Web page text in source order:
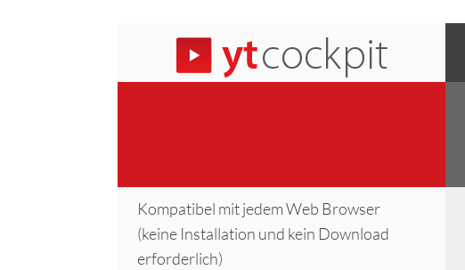
Kompatibel mit jedem Web Browser
(keine Installation und kein Download
erforderlich)